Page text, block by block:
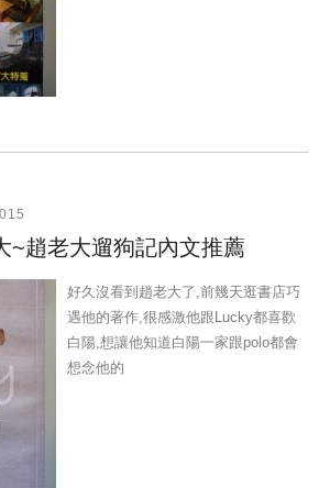
~趙老大遛狗記內文推薦
好久沒看到趙老大了,前幾天逛書店巧
遇他的著作,很感激他跟Lucky都喜歡
白陽,想讓他知道白陽一家跟polo都會
想念他的